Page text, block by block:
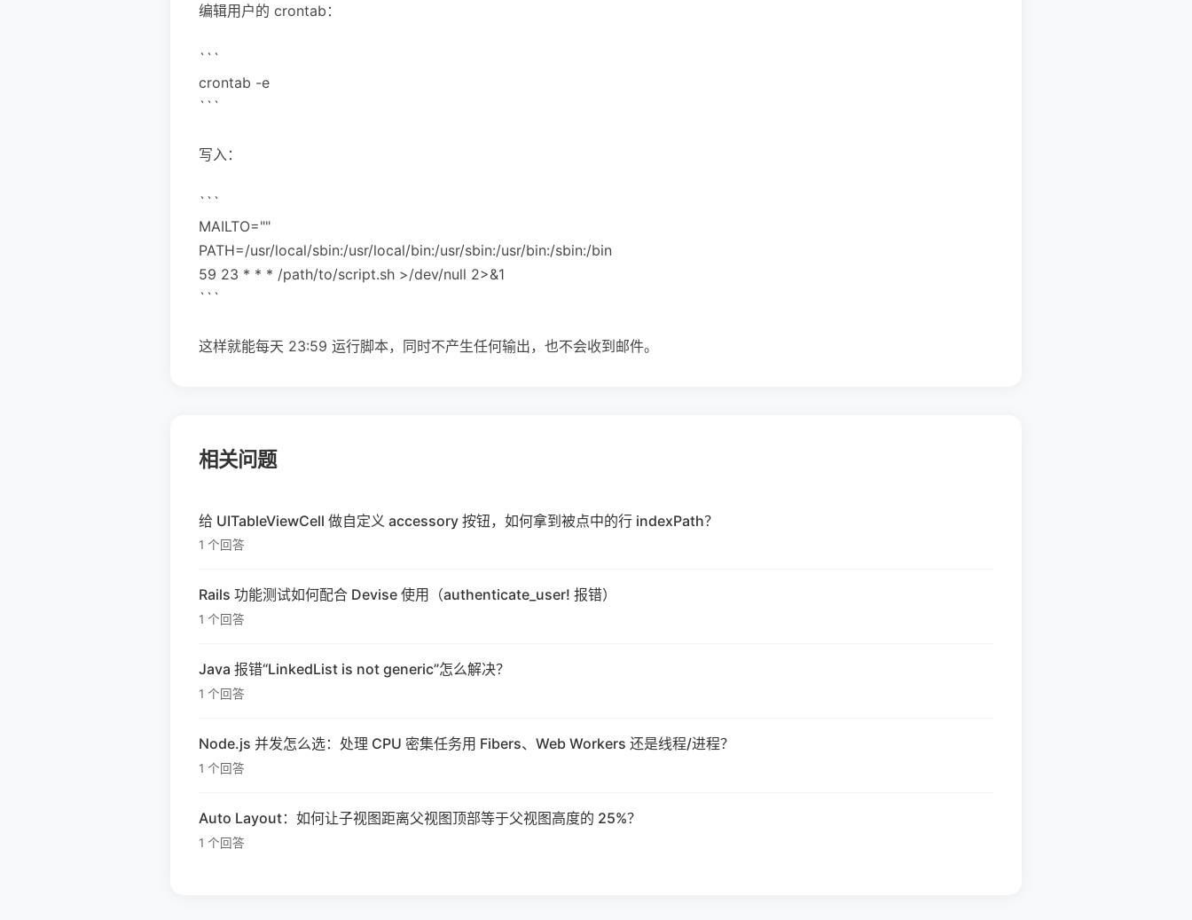
编辑用户的 crontab：
```
crontab -e
```
写入：
```
MAILTO=""
PATH=/usr/local/sbin:/usr/local/bin:/usr/sbin:/usr/bin:/sbin:/bin
59 23 * * * /path/to/script.sh >/dev/null 2>&1
```
这样就能每天 23:59 运行脚本，同时不产生任何输出，也不会收到邮件。
相关问题
给 UITableViewCell 做自定义 accessory 按钮，如何拿到被点中的行 indexPath？
1 个回答
Rails 功能测试如何配合 Devise 使用（authenticate_user! 报错）
1 个回答
Java 报错“LinkedList is not generic”怎么解决？
1 个回答
Node.js 并发怎么选：处理 CPU 密集任务用 Fibers、Web Workers 还是线程/进程？
1 个回答
Auto Layout：如何让子视图距离父视图顶部等于父视图高度的 25%？
1 个回答